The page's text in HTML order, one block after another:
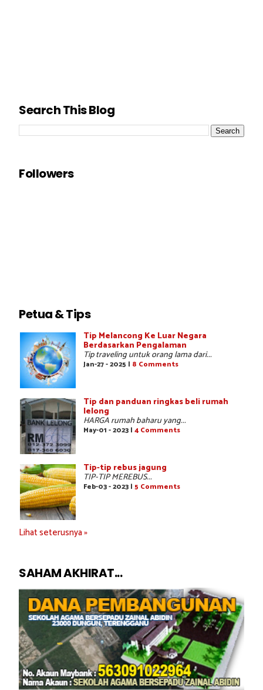
Search This Blog
Followers
Petua & Tips
Tip Melancong Ke Luar Negara
Berdasarkan Pengalaman
Tip traveling untuk orang lama dari...
Jan-27 - 2025 | 8 Comments
Tip dan panduan ringkas beli rumah
lelong
HARGA rumah baharu yang...
May-01 - 2023 | 4 Comments
Tip-tip rebus jagung
TIP-TIP MEREBUS...
Feb-03 - 2023 | 5 Comments
Lihat seterusnya »
SAHAM AKHIRAT...